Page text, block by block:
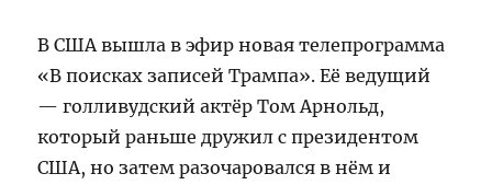
В США вышла в эфир новая телепрограмма
«В поисках записей Трампа». Её ведущий
— голливудский актёр Том Арнольд,
который раньше дружил с президентом
США, но затем разочаровался в нём и